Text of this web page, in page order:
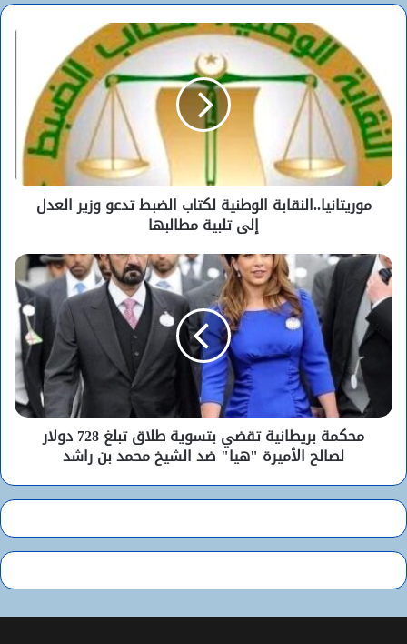
موريتانيا..النقابة الوطنية لكتاب الضبط تدعو وزير العدل
إلى تلبية مطالبها
محكمة بريطانية تقضي بتسوية طلاق تبلغ 728 دولار
لصالح الأميرة "هيا" ضد الشيخ محمد بن راشد